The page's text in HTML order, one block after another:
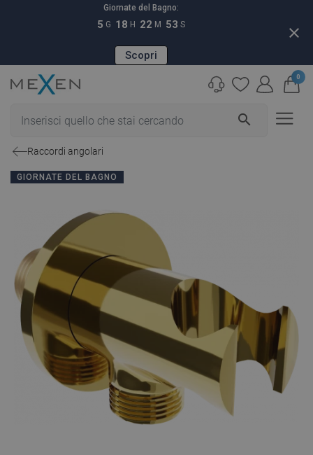
Giornate del Bagno:
5 G 18 H 22 M 52 S
Scopri
close
search
0
Raccordi angolari
GIORNATE DEL BAGNO